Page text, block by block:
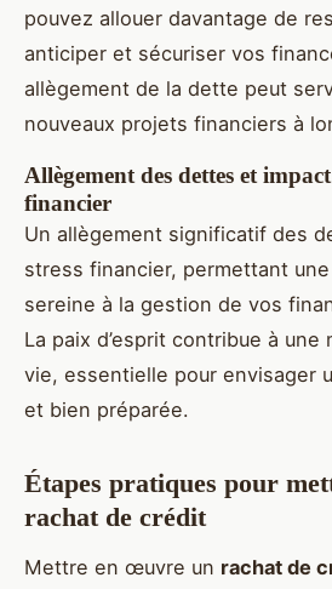
pouvez allouer davantage de
anticiper et sécuriser vos
allègement de la dette peut
nouveaux projets financiers à
Allègement des dettes et
financier
Un allègement significatif des
stress financier, permettant
sereine à la gestion de vos
La paix d’esprit contribue à une
vie, essentielle pour envisager
et bien préparée.
Étapes pratiques pour
rachat de crédit
Mettre en œuvre un rachat de